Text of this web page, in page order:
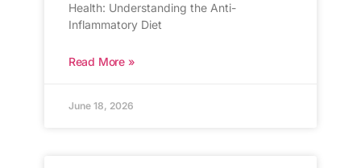
Health: Understanding the Anti-
Inflammatory Diet
Read More »
June 18, 2026